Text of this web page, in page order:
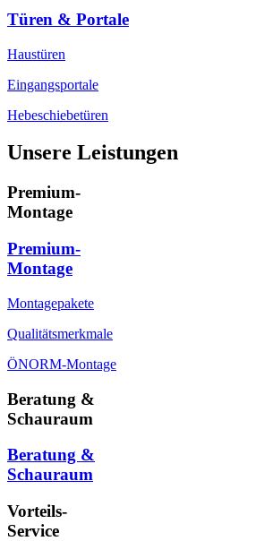
Türen & Portale
Haustüren
Eingangsportale
Hebeschiebetüren
Unsere Leistungen
Premium-
Montage
Premium-
Montage
Montagepakete
Qualitätsmerkmale
ÖNORM-Montage
Beratung &
Schauraum
Beratung &
Schauraum
Vorteils-
Service